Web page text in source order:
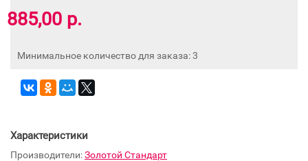
885,00 р.
Минимальное количество для заказа: 3
Характеристики
Производители:Золотой Стандарт